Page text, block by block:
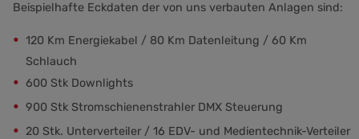
Beispielhafte Eckdaten der von uns verbauten Anlagen sind:
120 Km Energiekabel / 80 Km Datenleitung / 60 Km
Schlauch
600 Stk Downlights
900 Stk Stromschienenstrahler DMX Steuerung
20 Stk. Unterverteiler / 16 EDV- und Medientechnik-Verteiler